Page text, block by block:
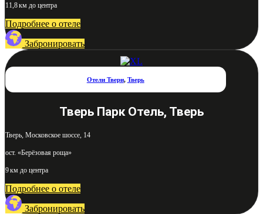
11,8 км до центра
Подробнее о отеле
Забронировать
Отели Твери, Тверь
Тверь Парк Отель, Тверь
Тверь, Московское шоссе, 14
ост. «Берёзовая роща»
9 км до центра
Подробнее о отеле
Забронировать